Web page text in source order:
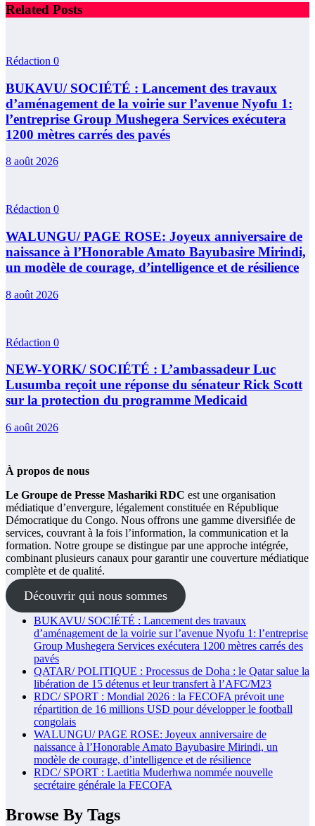
Related Posts
Rédaction 0
BUKAVU/ SOCIÉTÉ : Lancement des travaux
d’aménagement de la voirie sur l’avenue Nyofu 1:
l’entreprise Group Mushegera Services exécutera
1200 mètres carrés des pavés
8 août 2026
Rédaction 0
WALUNGU/ PAGE ROSE: Joyeux anniversaire de
naissance à l’Honorable Amato Bayubasire Mirindi,
un modèle de courage, d’intelligence et de résilience
8 août 2026
Rédaction 0
NEW-YORK/ SOCIÉTÉ : L’ambassadeur Luc
Lusumba reçoit une réponse du sénateur Rick Scott
sur la protection du programme Medicaid
6 août 2026
À propos de nous
Le Groupe de Presse Mashariki RDC est une organisation
médiatique d’envergure, légalement constituée en République
Démocratique du Congo. Nous offrons une gamme diversifiée de
services, couvrant à la fois l’information, la communication et la
formation. Notre groupe se distingue par une approche intégrée,
combinant plusieurs canaux pour garantir une couverture médiatique
complète et de qualité.
Découvrir qui nous sommes
BUKAVU/ SOCIÉTÉ : Lancement des travaux
d’aménagement de la voirie sur l’avenue Nyofu 1: l’entreprise
Group Mushegera Services exécutera 1200 mètres carrés des
pavés
QATAR/ POLITIQUE : Processus de Doha : le Qatar salue la
libération de 15 détenus et leur transfert à l’AFC/M23
RDC/ SPORT : Mondial 2026 : la FECOFA prévoit une
répartition de 16 millions USD pour développer le football
congolais
WALUNGU/ PAGE ROSE: Joyeux anniversaire de
naissance à l’Honorable Amato Bayubasire Mirindi, un
modèle de courage, d’intelligence et de résilience
RDC/ SPORT : Laetitia Muderhwa nommée nouvelle
secrétaire générale la FECOFA
Browse By Tags